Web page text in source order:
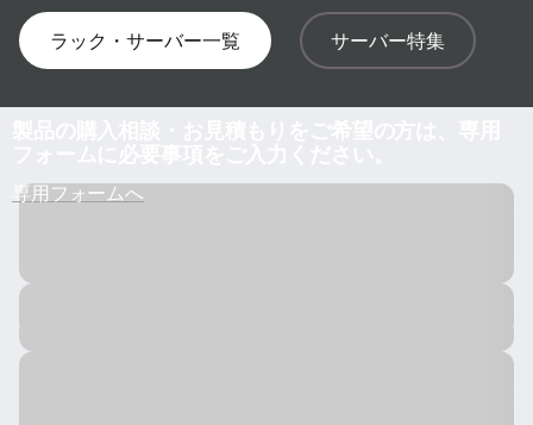
ク
・
ー
バ
ラック・サーバー一覧 サーバー特集
専用フォームへ